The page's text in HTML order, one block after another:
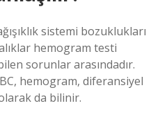
sistemi bozuklukları
hemogram testi
sorunlar arasındadır.
hemogram, diferansiyel
olarak da bilinir.